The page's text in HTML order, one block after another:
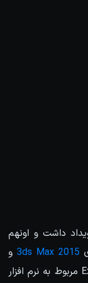
داشت و اونهم
3ds Max 2015و
بود. درباره این بسته Extension مربوط به نرم افزار